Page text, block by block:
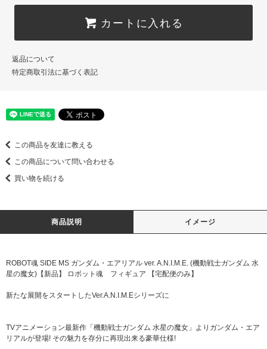
カートに入れる
返品について
特定商取引法に基づく表記
この商品を友達に教える
この商品について問い合わせる
買い物を続ける
商品説明 イメージ
ROBOT魂 SIDE MS ガンダム・エアリアル ver. A.N.I.M.E. (機動戦士ガンダム 水
星の魔女)【新品】 ロボット魂 フィギュア 【宅配便のみ】
新たな展開をスタートしたVer.A.N.I.M.Eシリーズに
TVアニメーション最新作「機動戦士ガンダム 水星の魔女」よりガンダム・エア
リアルが登場! その魅力を存分に再現出来る豪華仕様!